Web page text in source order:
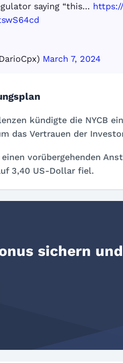
saying “this…
March 7, 2024
kündigte die NYCB
das Vertrauen der
vorübergehenden
3,40 US-Dollar fiel.
sichern